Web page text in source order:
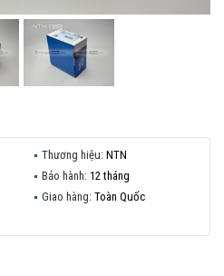
Thương hiệu: NTN
Bảo hành: 12 tháng
Giao hàng: Toàn Quốc